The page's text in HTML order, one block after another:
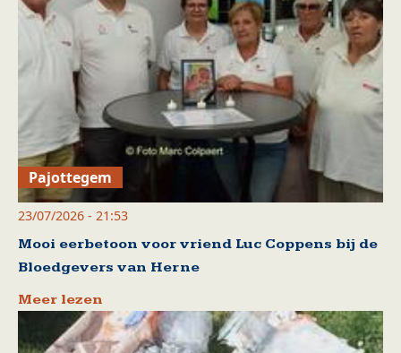
Pajottegem
23/07/2026 - 21:53
Mooi eerbetoon voor vriend Luc Coppens bij de
Bloedgevers van Herne
Meer lezen